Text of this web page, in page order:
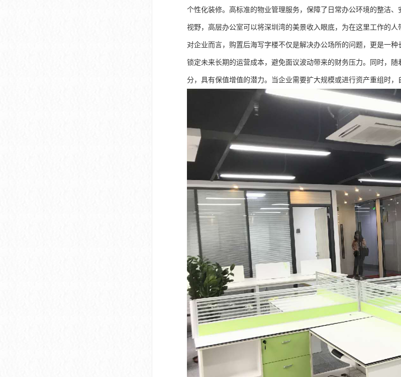
个性化装修。高标准的物业管理服务，保障了日常办公环境的整洁
视野，高层办公室可以将深圳湾的美景收入眼底，为在这里工作的人
对企业而言，购置后海写字楼不仅是解决办公场所的问题，更是一
锁定未来长期的运营成本，避免面议波动带来的财务压力。同时，
分，具有保值增值的潜力。当企业需要扩大规模或进行资产重组时，